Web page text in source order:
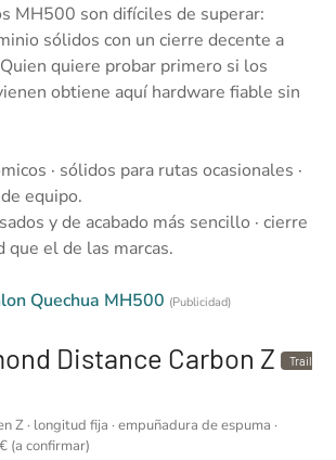
MH500 son difíciles de superar:
sólidos con un cierre decente a
quiere probar primero si los
obtiene aquí hardware fiable sin
· sólidos para rutas ocasionales ·
equipo.
y de acabado más sencillo · cierre
que el de las marcas.
Quechua MH500 (Publicidad)
Distance Carbon Z Trail
Z · longitud fija · empuñadura de espuma ·
(a confirmar)